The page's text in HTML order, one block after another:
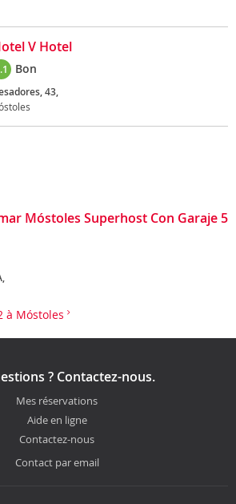
V Hotel
Bon
43,
Móstoles Superhost Con Garaje 5
à Móstoles
? Contactez-nous.
Mes réservations
Aide en ligne
Contactez-nous
Contact par email